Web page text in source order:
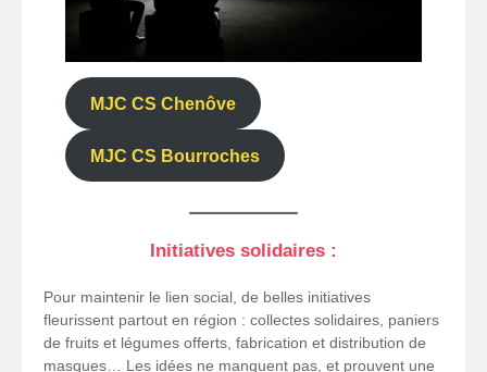
MJC CS Chenôve
MJC CS Bourroches
Initiatives solidaires :
Pour maintenir le lien social, de belles initiatives
fleurissent partout en région : collectes solidaires, paniers
de fruits et légumes offerts, fabrication et distribution de
masques… Les idées ne manquent pas, et prouvent une